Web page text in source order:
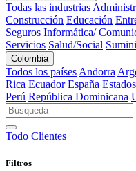
Todas las industrias
Construcción Educación
Seguros Informática/
Servicios Salud/Social
Colombia
Todos los países Andorra
Rica Ecuador España
Perú República Dominicana
Todo Clientes
Filtros